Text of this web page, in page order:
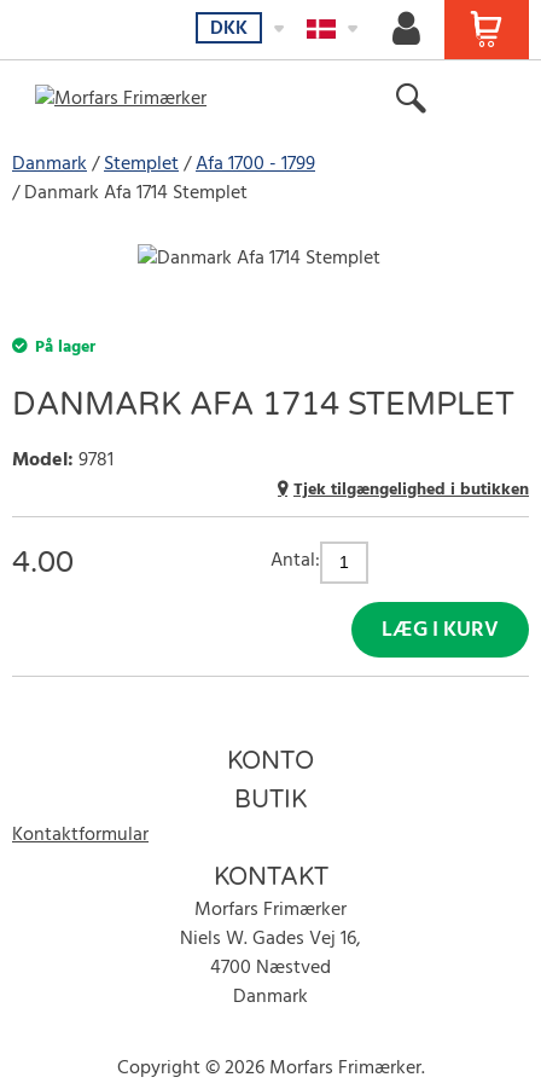
DKK
Danmark Stemplet Afa 1700 - 1799
Danmark Afa 1714 Stemplet
På lager
DANMARK AFA 1714 STEMPLET
Model:9781
Tjek tilgængelighed i butikken
4.00 Antal:
LÆG I KURV
KONTO
BUTIK
Kontaktformular
KONTAKT
Morfars Frimærker
Niels W. Gades Vej 16,
4700 Næstved
Danmark
Copyright © 2026 Morfars Frimærker.